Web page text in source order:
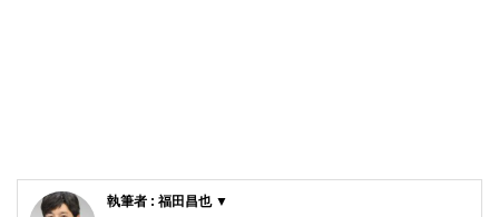
執筆者 : 福田昌也 ▼